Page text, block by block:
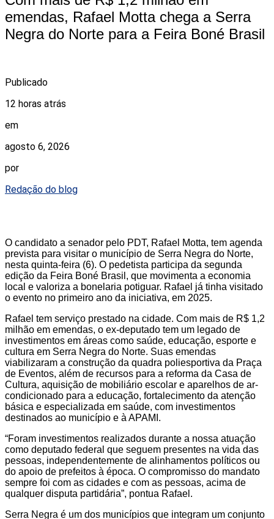
emendas, Rafael Motta chega a Serra
Negra do Norte para a Feira Boné Brasil
Publicado
12 horas atrás
em
agosto 6, 2026
por
Redação do blog
O candidato a senador pelo PDT, Rafael Motta, tem agenda
prevista para visitar o município de Serra Negra do Norte,
nesta quinta-feira (6). O pedetista participa da segunda
edição da Feira Boné Brasil, que movimenta a economia
local e valoriza a bonelaria potiguar. Rafael já tinha visitado
o evento no primeiro ano da iniciativa, em 2025.
Rafael tem serviço prestado na cidade. Com mais de R$ 1,2
milhão em emendas, o ex-deputado tem um legado de
investimentos em áreas como saúde, educação, esporte e
cultura em Serra Negra do Norte. Suas emendas
viabilizaram a construção da quadra poliesportiva da Praça
de Eventos, além de recursos para a reforma da Casa de
Cultura, aquisição de mobiliário escolar e aparelhos de ar-
condicionado para a educação, fortalecimento da atenção
básica e especializada em saúde, com investimentos
destinados ao município e à APAMI.
“Foram investimentos realizados durante a nossa atuação
como deputado federal que seguem presentes na vida das
pessoas, independentemente de alinhamentos políticos ou
do apoio de prefeitos à época. O compromisso do mandato
sempre foi com as cidades e com as pessoas, acima de
qualquer disputa partidária”, pontua Rafael.
Serra Negra é um dos municípios que integram um conjunto